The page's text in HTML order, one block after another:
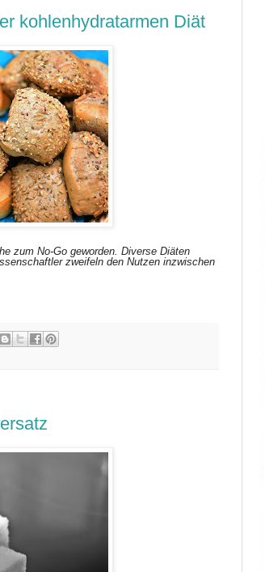
kohlenhydratarmen Diät
zum No-Go geworden. Diverse Diäten
zweifeln den Nutzen inzwischen